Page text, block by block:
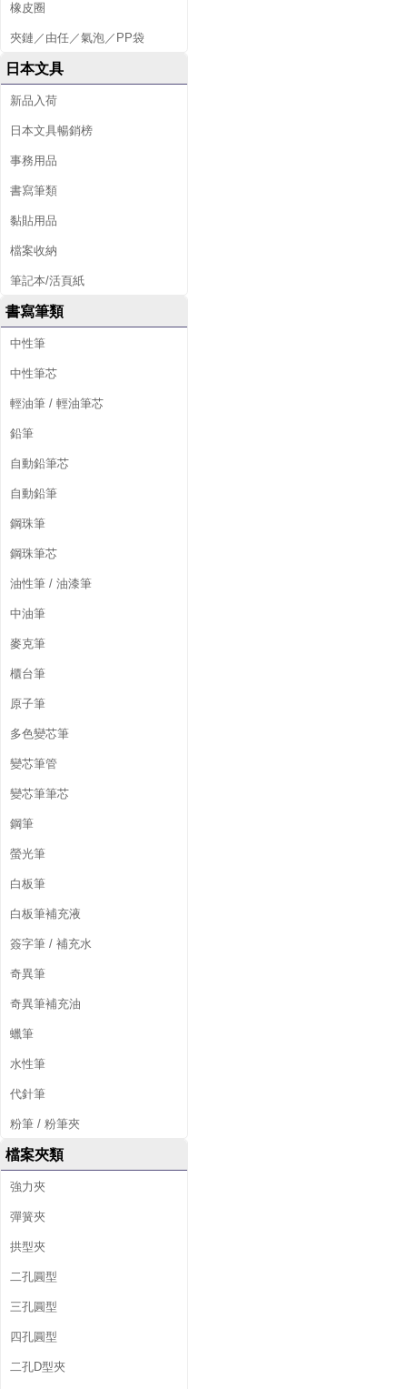
橡皮圈
夾鏈／由任／氣泡／PP袋
日本文具
新品入荷
日本文具暢銷榜
事務用品
書寫筆類
黏貼用品
檔案收納
筆記本/活頁紙
書寫筆類
中性筆
中性筆芯
輕油筆 / 輕油筆芯
鉛筆
自動鉛筆芯
自動鉛筆
鋼珠筆
鋼珠筆芯
油性筆 / 油漆筆
中油筆
麥克筆
櫃台筆
原子筆
多色變芯筆
變芯筆管
變芯筆筆芯
鋼筆
螢光筆
白板筆
白板筆補充液
簽字筆 / 補充水
奇異筆
奇異筆補充油
蠟筆
水性筆
代針筆
粉筆 / 粉筆夾
檔案夾類
強力夾
彈簧夾
拱型夾
二孔圓型
三孔圓型
四孔圓型
二孔D型夾